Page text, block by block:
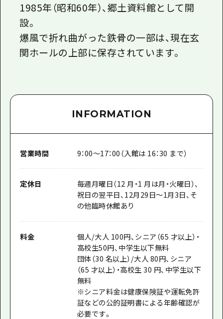
1985年（昭和60年）、郷土資料館として開
設。
爆風で折れ曲がった鉄骨の一部は、現在玄
関ホールの上部に保存されています。
INFORMATION
営業時間 9：00～17：00（入館は 16：30 まで）
定休日
毎週月曜日（12 月・1 月は月・火曜日）、
祝日の翌平日、12月29日～1月3日、そ
の他臨時休館あり
料金
個人/大人 100円、シニア（65 才以上）・
高校生50円、中学生以下無料
団体（30 名以上）/大人 80円、シニア
（65 才以上）・高校生 30 円、中学生以下
無料
※シニア料金は健康保険証や運転免許
証などの公的証明書による年齢確認が
必要です。